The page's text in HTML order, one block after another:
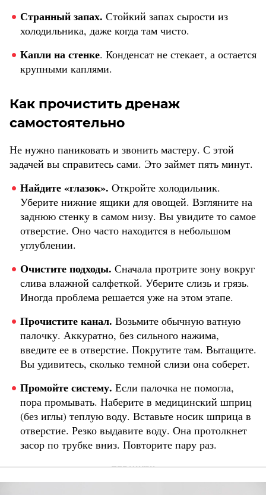
Странный запах. Стойкий запах сырости из
холодильника, даже когда там чисто.
Капли на стенке. Конденсат не стекает, а остается
крупными каплями.
Как прочистить дренаж
самостоятельно
Не нужно паниковать и звонить мастеру. С этой
задачей вы справитесь сами. Это займет пять минут.
Найдите «глазок». Откройте холодильник.
Уберите нижние ящики для овощей. Взгляните на
заднюю стенку в самом низу. Вы увидите то самое
отверстие. Оно часто находится в небольшом
углублении.
Очистите подходы. Сначала протрите зону вокруг
слива влажной салфеткой. Уберите слизь и грязь.
Иногда проблема решается уже на этом этапе.
Прочистите канал. Возьмите обычную ватную
палочку. Аккуратно, без сильного нажима,
введите ее в отверстие. Покрутите там. Вытащите.
Вы удивитесь, сколько темной слизи она соберет.
Промойте систему. Если палочка не помогла,
пора промывать. Наберите в медицинский шприц
(без иглы) теплую воду. Вставьте носик шприца в
отверстие. Резко выдавите воду. Она протолкнет
засор по трубке вниз. Повторите пару раз.